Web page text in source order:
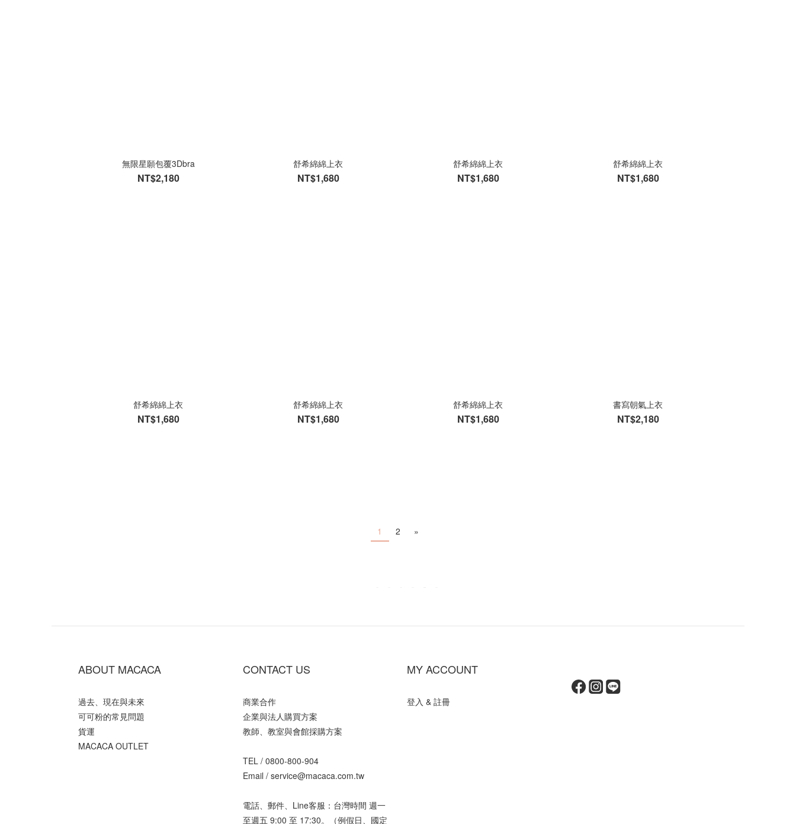
無限星願包覆3Dbra
NT$2,180
舒希綿綿上衣
NT$1,680
舒希綿綿上衣
NT$1,680
舒希綿綿上衣
NT$1,680
舒希綿綿上衣
NT$1,680
舒希綿綿上衣
NT$1,680
舒希綿綿上衣
NT$1,680
書寫朝氣上衣
NT$2,180
1 2 »
ABOUT MACACA
過去、現在與未來
可可粉的常見問題
貨運
MACACA OUTLET
CONTACT US
商業合作
企業與法人購買方案
教師、教室與會館採購方案
TEL / 0800-800-904
Email / service@macaca.com.tw
電話、郵件、Line客服：台灣時間 週一
至週五 9:00 至 17:30。（例假日、國定
MY ACCOUNT
登入 & 註冊